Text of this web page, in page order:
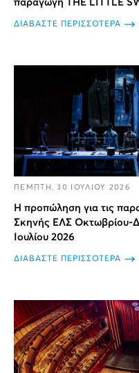
παραγωγή THE LITTLE
ΔΙΑΒΑΣΤΕ ΠΕΡΙΣΣΟΤΕΡΑ
ΠΕΜΠΤΗ, 30 ΙΟΥΛΙΟΥ 2026
Η προπώληση για τις
Σκηνής ΕΛΣ Οκτωβρίου-
Ιουλίου 2026
ΔΙΑΒΑΣΤΕ ΠΕΡΙΣΣΟΤΕΡΑ